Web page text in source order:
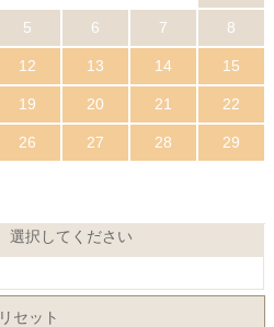
5 6 7 8
12 13 14 15
19 20 21 22
26 27 28 29
選択してください
リセット